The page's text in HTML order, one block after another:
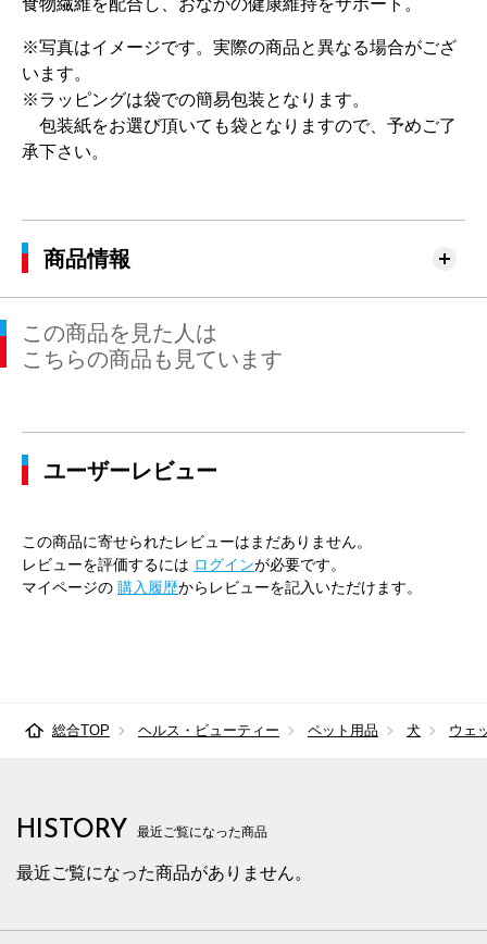
食物繊維を配合し、おなかの健康維持をサポート。
※写真はイメージです。実際の商品と異なる場合がござ
います。
※ラッピングは袋での簡易包装となります。
包装紙をお選び頂いても袋となりますので、予めご了
承下さい。
商品情報
この商品を見た人は
こちらの商品も見ています
ユーザーレビュー
この商品に寄せられたレビューはまだありません。
レビューを評価するには ログインが必要です。
マイページの 購入履歴からレビューを記入いただけます。
総合TOP ヘルス・ビューティー ペット用品 犬 ウェ
HISTORY 最近ご覧になった商品
最近ご覧になった商品がありません。